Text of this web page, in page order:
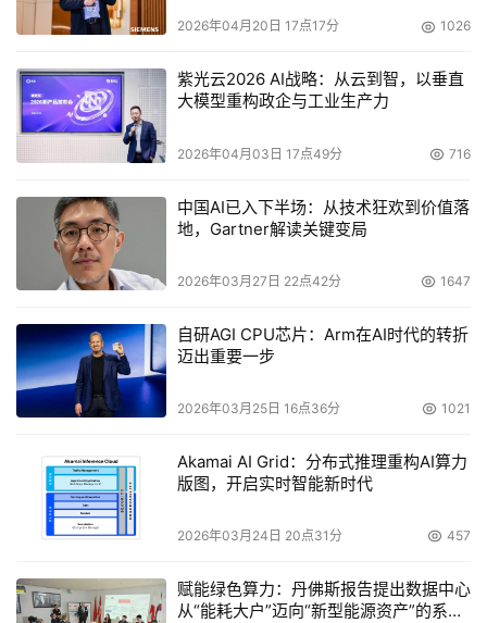
2026年04月20日 17点17分 1026
紫光云2026 AI战略：从云到智，以垂直
大模型重构政企与工业生产力
2026年04月03日 17点49分 716
中国AI已入下半场：从技术狂欢到价值落
地，Gartner解读关键变局
2026年03月27日 22点42分 1647
自研AGI CPU芯片：Arm在AI时代的转折
迈出重要一步
2026年03月25日 16点36分 1021
Akamai AI Grid：分布式推理重构AI算力
版图，开启实时智能新时代
2026年03月24日 20点31分 457
赋能绿色算力：丹佛斯报告提出数据中心
从“能耗大户”迈向“新型能源资产”的系统